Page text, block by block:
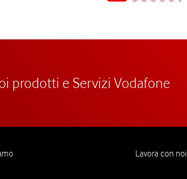
prodotti e Servizi Vodafone
Lavora con noi